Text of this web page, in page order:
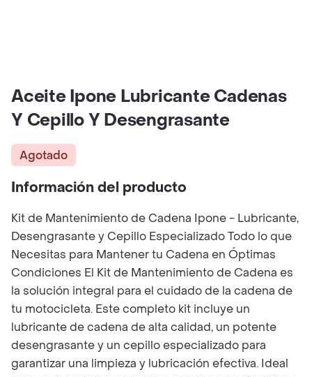
Aceite Ipone Lubricante Cadenas
Y Cepillo Y Desengrasante
Agotado
Información del producto
Kit de Mantenimiento de Cadena Ipone - Lubricante,
Desengrasante y Cepillo Especializado Todo lo que
Necesitas para Mantener tu Cadena en Óptimas
Condiciones El Kit de Mantenimiento de Cadena es
la solución integral para el cuidado de la cadena de
tu motocicleta. Este completo kit incluye un
lubricante de cadena de alta calidad, un potente
desengrasante y un cepillo especializado para
garantizar una limpieza y lubricación efectiva. Ideal